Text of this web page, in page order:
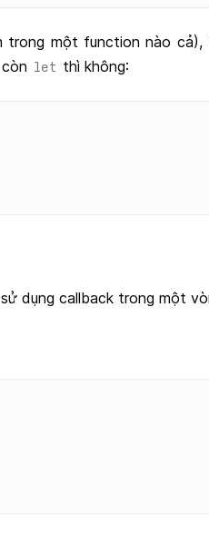
trong một function nào cả),
let thì không:
dụng callback trong một